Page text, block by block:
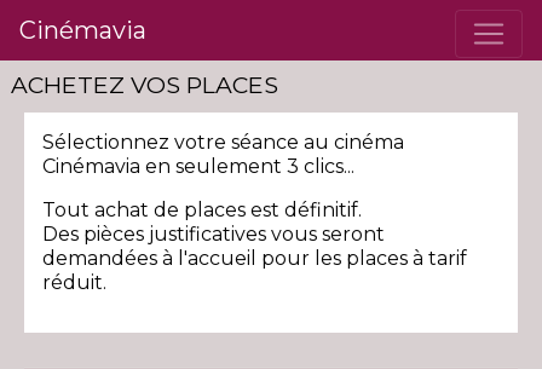
Cinémavia
ACHETEZ VOS PLACES
Sélectionnez votre séance au cinéma
Cinémavia en seulement 3 clics...
Tout achat de places est définitif.
Des pièces justificatives vous seront
demandées à l'accueil pour les places à tarif
réduit.